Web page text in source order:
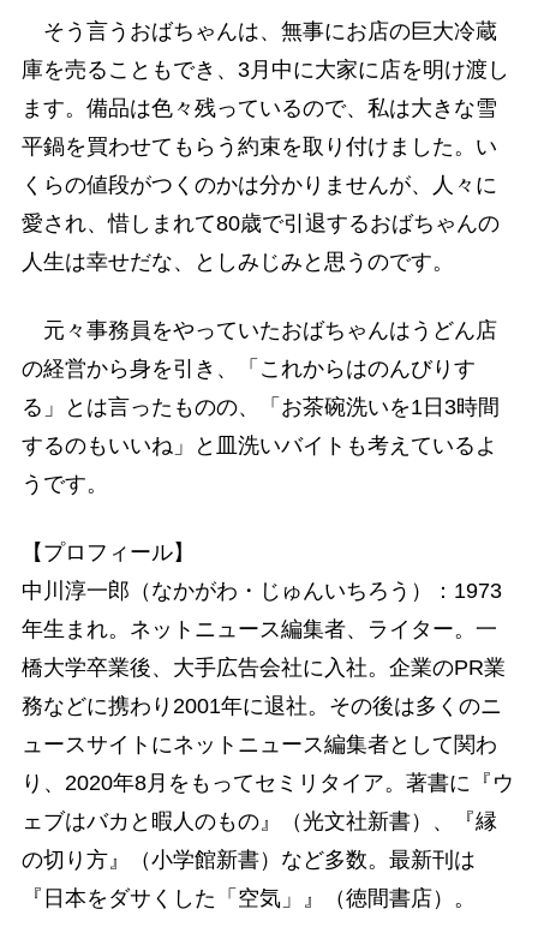
そう言うおばちゃんは、無事にお店の巨大冷蔵
庫を売ることもでき、3月中に大家に店を明け渡し
ます。備品は色々残っているので、私は大きな雪
平鍋を買わせてもらう約束を取り付けました。い
くらの値段がつくのかは分かりませんが、人々に
愛され、惜しまれて80歳で引退するおばちゃんの
人生は幸せだな、としみじみと思うのです。
元々事務員をやっていたおばちゃんはうどん店
の経営から身を引き、「これからはのんびりす
る」とは言ったものの、「お茶碗洗いを1日3時間
するのもいいね」と皿洗いバイトも考えているよ
うです。
【プロフィール】
中川淳一郎（なかがわ・じゅんいちろう）：1973
年生まれ。ネットニュース編集者、ライター。一
橋大学卒業後、大手広告会社に入社。企業のPR業
務などに携わり2001年に退社。その後は多くのニ
ュースサイトにネットニュース編集者として関わ
り、2020年8月をもってセミリタイア。著書に『ウ
ェブはバカと暇人のもの』（光文社新書）、『縁
の切り方』（小学館新書）など多数。最新刊は
『日本をダサくした「空気」』（徳間書店）。